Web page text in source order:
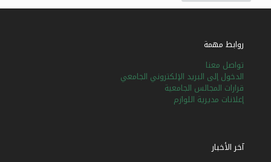
روابط مهمة
تواصل معنا
الدخول إلى البريد الإلكتروني الجامعي
قرارات المجالس الجامعية
إعلانات مديرية اللوازم
آخر الأخبار